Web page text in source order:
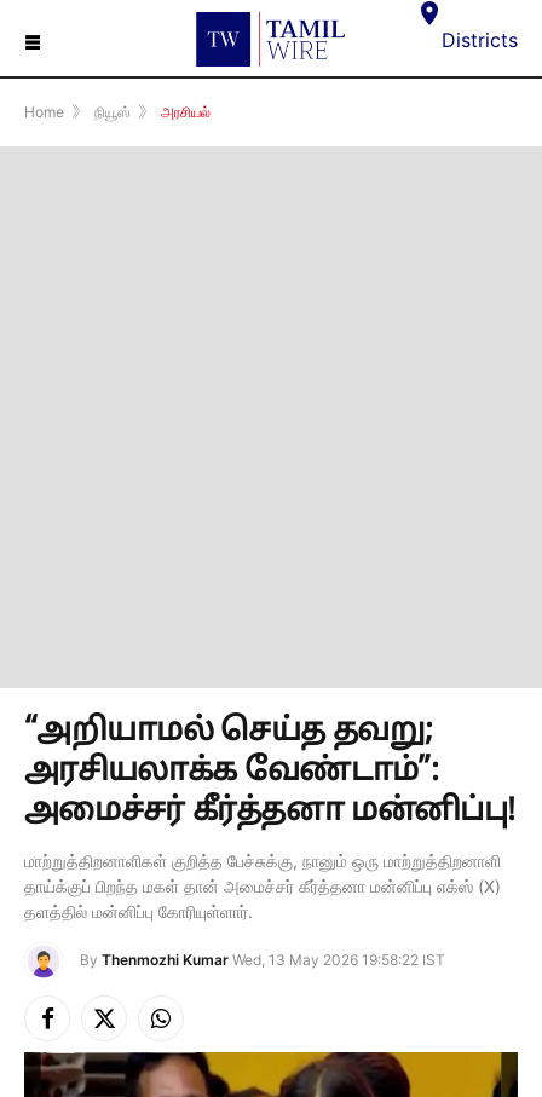
☰ Districts
Home 》 நியூஸ் 》 அரசியல்
“அறியாமல் செய்த தவறு;
அரசியலாக்க வேண்டாம்”:
அமைச்சர் கீர்த்தனா மன்னிப்பு!
மாற்றுத்திறனாளிகள் குறித்த பேச்சுக்கு, நானும் ஒரு மாற்றுத்திறனாளி
தாய்க்குப் பிறந்த மகள் தான் அமைச்சர் கீர்த்தனா மன்னிப்பு எக்ஸ் (X)
தளத்தில் மன்னிப்பு கோரியுள்ளார்.
By Thenmozhi Kumar Wed, 13 May 2026 19:58:22 IST
Facebook
X
(Twitter)
Instagram